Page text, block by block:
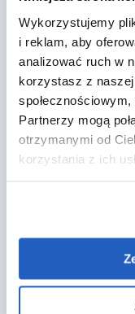
Wykorzystujemy
i reklam, aby
analizować ruch w
korzystasz z
Partnerzy mogą
otrzymanymi od
korzystania z ich
Polecane
WSZYSTKIE